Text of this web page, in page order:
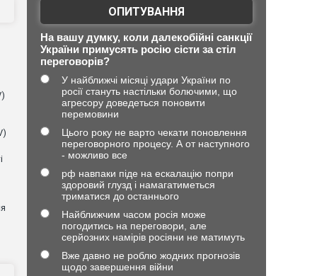
ОПИТУВАННЯ
На вашу думку, коли далекобійні санкції
України примусять росію сісти за стіл
переговорів?
У найближчі місяці удари України по
росії стануть настільки болючими, що
агресору доведеться поновити
перемовини
Цього року не варто чекати поновлення
переговорного процесу. А от наступного
- можливо все
рф навпаки піде на ескалацію попри
здоровий глузд і намагатиметься
триматися до останнього
Найближчим часом росія може
погодитись на переговори, але
серйозних намірів росіяни не матимуть
Вже давно не роблю жодних прогнозів
щодо завершення війни